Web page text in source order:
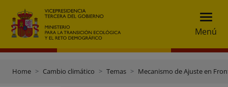
Menú
Home Cambio climático Temas Mecanismo de Ajuste en